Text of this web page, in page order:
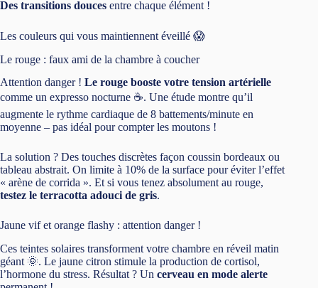
Des transitions douces entre chaque élément !
Les couleurs qui vous maintiennent éveillé 😱
Le rouge : faux ami de la chambre à coucher
Attention danger ! Le rouge booste votre tension artérielle
comme un expresso nocturne ☕. Une étude montre qu’il
augmente le rythme cardiaque de 8 battements/minute en
moyenne – pas idéal pour compter les moutons !
La solution ? Des touches discrètes façon coussin bordeaux ou
tableau abstrait. On limite à 10% de la surface pour éviter l’effet
« arène de corrida ». Et si vous tenez absolument au rouge,
testez le terracotta adouci de gris.
Jaune vif et orange flashy : attention danger !
Ces teintes solaires transforment votre chambre en réveil matin
géant 🌞. Le jaune citron stimule la production de cortisol,
l’hormone du stress. Résultat ? Un cerveau en mode alerte